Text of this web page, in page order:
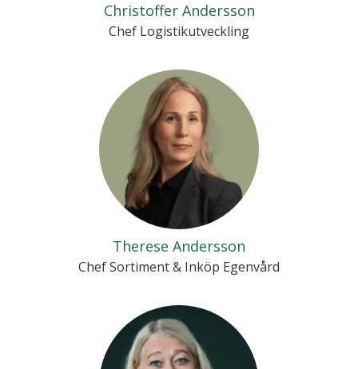
Christoffer Andersson
Chef Logistikutveckling
Therese Andersson
Chef Sortiment & Inköp Egenvård